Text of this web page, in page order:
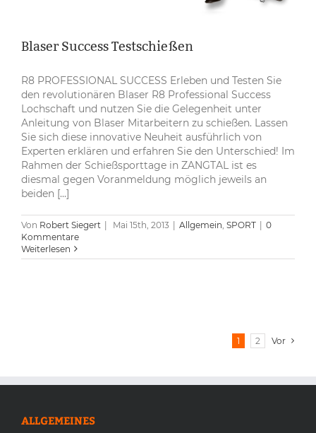
Blaser Success Testschießen
R8 PROFESSIONAL SUCCESS Erleben und Testen Sie
den revolutionären Blaser R8 Professional Success
Lochschaft und nutzen Sie die Gelegenheit unter
Anleitung von Blaser Mitarbeitern zu schießen. Lassen
Sie sich diese innovative Neuheit ausführlich von
Experten erklären und erfahren Sie den Unterschied! Im
Rahmen der Schießsporttage in ZANGTAL ist es
diesmal gegen Voranmeldung möglich jeweils an
beiden [...]
Von Robert Siegert | Mai 15th, 2013 | Allgemein SPORT | 0
Kommentare
Weiterlesen
1 2 Vor
ALLGEMEINES